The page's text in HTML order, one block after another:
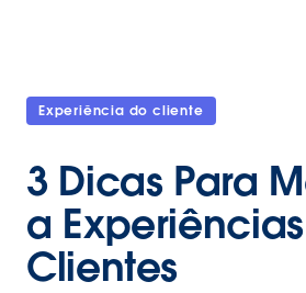
Experiência do cliente
3 Dicas Para
a
Clientes